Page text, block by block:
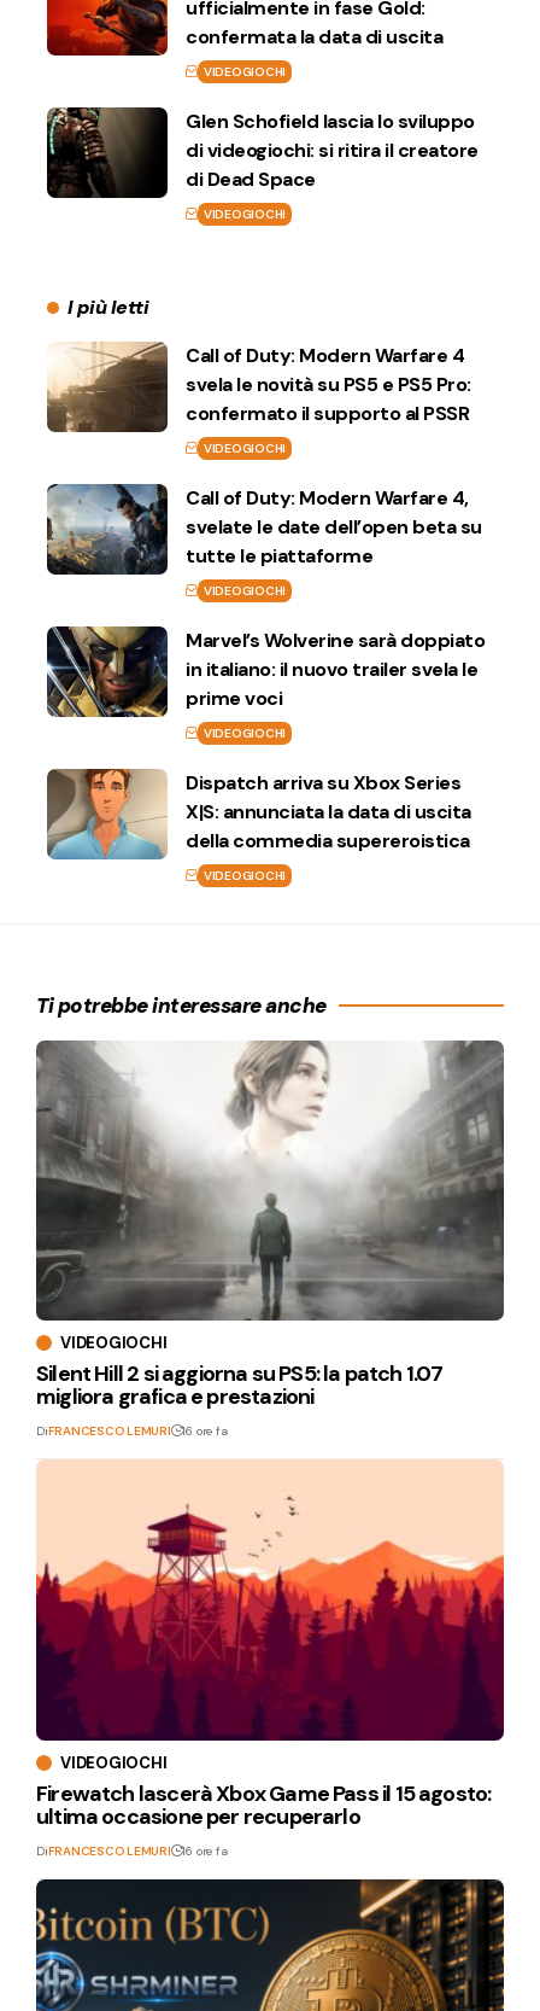
ufficialmente in fase Gold:
confermata la data di uscita
VIDEOGIOCHI
Glen Schofield lascia lo sviluppo
di videogiochi: si ritira il creatore
di Dead Space
VIDEOGIOCHI
I più letti
Call of Duty: Modern Warfare 4
svela le novità su PS5 e PS5 Pro:
confermato il supporto al PSSR
VIDEOGIOCHI
Call of Duty: Modern Warfare 4,
svelate le date dell’open beta su
tutte le piattaforme
VIDEOGIOCHI
Marvel’s Wolverine sarà doppiato
in italiano: il nuovo trailer svela le
prime voci
VIDEOGIOCHI
Dispatch arriva su Xbox Series
X|S: annunciata la data di uscita
della commedia supereroistica
VIDEOGIOCHI
Ti potrebbe interessare anche
VIDEOGIOCHI
Silent Hill 2 si aggiorna su PS5: la patch 1.07
migliora grafica e prestazioni
DiFRANCESCO LEMURI 16 ore fa
VIDEOGIOCHI
Firewatch lascerà Xbox Game Pass il 15 agosto:
ultima occasione per recuperarlo
DiFRANCESCO LEMURI 16 ore fa